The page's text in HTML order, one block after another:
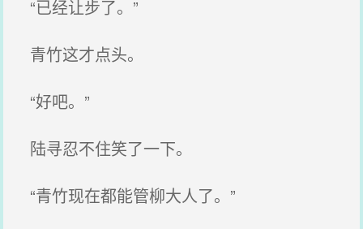
“已经让步了。”
青竹这才点头。
“好吧。”
陆寻忍不住笑了一下。
“青竹现在都能管柳大人了。”